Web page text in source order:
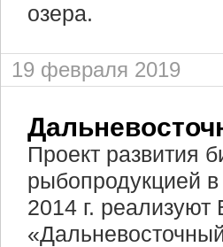
озера.
19 февраля 2019
Проект развития
рыбопродукцией
2014 г.